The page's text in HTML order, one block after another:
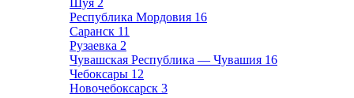
Шуя 2
Республика Мордовия 16
Саранск 11
Рузаевка 2
Чувашская Республика — Чувашия 16
Чебоксары 12
Новочебоксарск 3